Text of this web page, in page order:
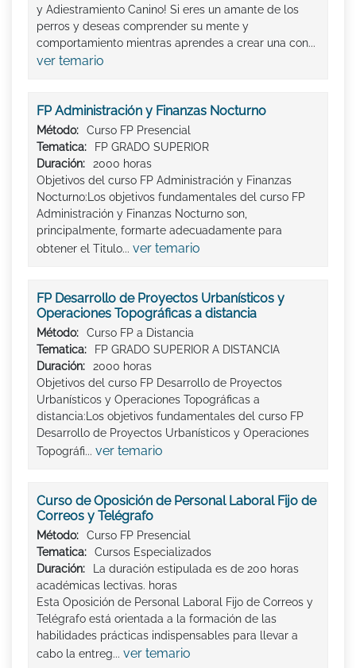
y Adiestramiento Canino! Si eres un amante de los
perros y deseas comprender su mente y
comportamiento mientras aprendes a crear una con...
ver temario
FP Administración y Finanzas Nocturno
Método:
Curso FP Presencial
Tematica:
FP GRADO SUPERIOR
Duración:
2000 horas
Objetivos del curso FP Administración y Finanzas
Nocturno:Los objetivos fundamentales del curso FP
Administración y Finanzas Nocturno son,
principalmente, formarte adecuadamente para
obtener el Titulo... ver temario
FP Desarrollo de Proyectos Urbanísticos y
Operaciones Topográficas a distancia
Método:
Curso FP a Distancia
Tematica:
FP GRADO SUPERIOR A DISTANCIA
Duración:
2000 horas
Objetivos del curso FP Desarrollo de Proyectos
Urbanísticos y Operaciones Topográficas a
distancia:Los objetivos fundamentales del curso FP
Desarrollo de Proyectos Urbanísticos y Operaciones
Topográfi... ver temario
Curso de Oposición de Personal Laboral Fijo de
Correos y Telégrafo
Método:
Curso FP Presencial
Tematica:
Cursos Especializados
Duración:
La duración estipulada es de 200 horas
académicas lectivas. horas
Esta Oposición de Personal Laboral Fijo de Correos y
Telégrafo está orientada a la formación de las
habilidades prácticas indispensables para llevar a
cabo la entreg... ver temario